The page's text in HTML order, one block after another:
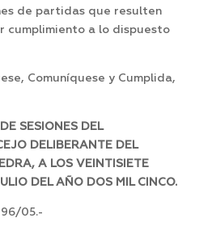
de partidas que resulten
cumplimiento a lo dispuesto
Comuníquese y Cumplida,
SESIONES DEL
DELIBERANTE DEL
A LOS VEINTISIETE
DEL AÑO DOS MIL CINCO.
05.-